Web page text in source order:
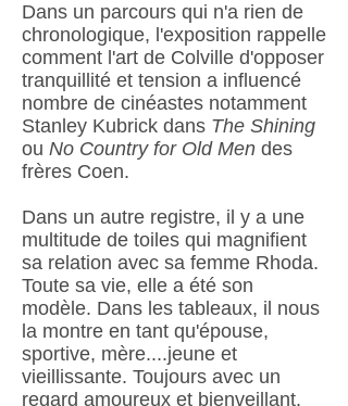
Dans un parcours qui n'a rien de
chronologique, l'exposition rappelle
comment l'art de Colville d'opposer
tranquillité et tension a influencé
nombre de cinéastes notamment
Stanley Kubrick dans The Shining
ou No Country for Old Men des
frères Coen.
Dans un autre registre, il y a une
multitude de toiles qui magnifient
sa relation avec sa femme Rhoda.
Toute sa vie, elle a été son
modèle. Dans les tableaux, il nous
la montre en tant qu'épouse,
sportive, mère....jeune et
vieillissante. Toujours avec un
regard amoureux et bienveillant.